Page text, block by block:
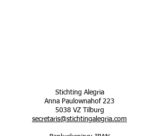
Stichting Alegria
Anna Paulownahof 223
5038 VZ Tilburg
secretaris@stichtingalegria.com